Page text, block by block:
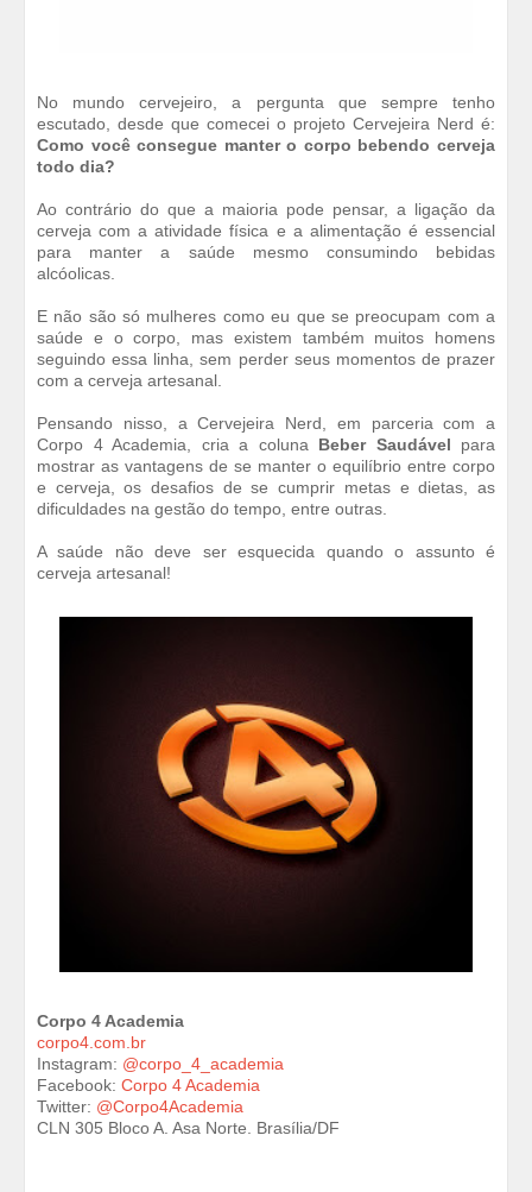
No mundo cervejeiro, a pergunta que sempre tenho
escutado, desde que comecei o projeto Cervejeira Nerd é:
Como você consegue manter o corpo bebendo cerveja
todo dia?
Ao contrário do que a maioria pode pensar, a ligação da
cerveja com a atividade física e a alimentação é essencial
para manter a saúde mesmo consumindo bebidas
alcóolicas.
E não são só mulheres como eu que se preocupam com a
saúde e o corpo, mas existem também muitos homens
seguindo essa linha, sem perder seus momentos de prazer
com a cerveja artesanal.
Pensando nisso, a Cervejeira Nerd, em parceria com a
Corpo 4 Academia, cria a coluna Beber Saudável para
mostrar as vantagens de se manter o equilíbrio entre corpo
e cerveja, os desafios de se cumprir metas e dietas, as
dificuldades na gestão do tempo, entre outras.
A saúde não deve ser esquecida quando o assunto é
cerveja artesanal!
Corpo 4 Academia
corpo4.com.br
Instagram: @corpo_4_academia
Facebook: Corpo 4 Academia
Twitter: @Corpo4Academia
CLN 305 Bloco A. Asa Norte. Brasília/DF